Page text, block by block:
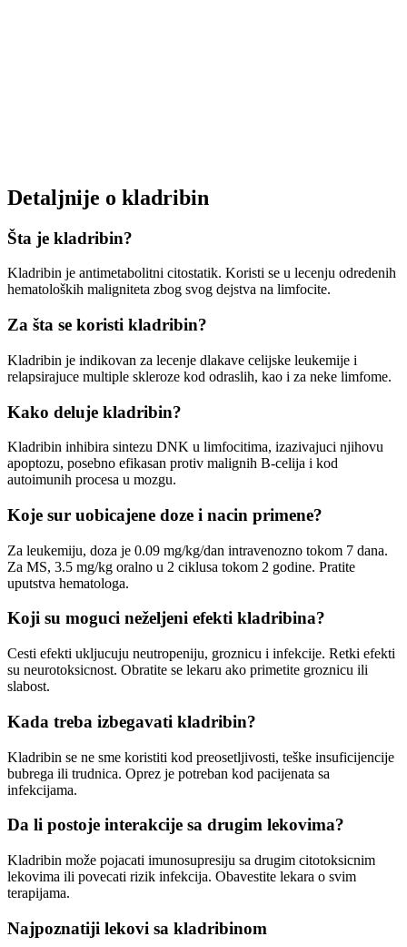
Detaljnije o kladribin
Šta je kladribin?
Kladribin je antimetabolitni citostatik. Koristi se u lecenju odredenih
hematoloških maligniteta zbog svog dejstva na limfocite.
Za šta se koristi kladribin?
Kladribin je indikovan za lecenje dlakave celijske leukemije i
relapsirajuce multiple skleroze kod odraslih, kao i za neke limfome.
Kako deluje kladribin?
Kladribin inhibira sintezu DNK u limfocitima, izazivajuci njihovu
apoptozu, posebno efikasan protiv malignih B-celija i kod
autoimunih procesa u mozgu.
Koje sur uobicajene doze i nacin primene?
Za leukemiju, doza je 0.09 mg/kg/dan intravenozno tokom 7 dana.
Za MS, 3.5 mg/kg oralno u 2 ciklusa tokom 2 godine. Pratite
uputstva hematologa.
Koji su moguci neželjeni efekti kladribina?
Cesti efekti ukljucuju neutropeniju, groznicu i infekcije. Retki efekti
su neurotoksicnost. Obratite se lekaru ako primetite groznicu ili
slabost.
Kada treba izbegavati kladribin?
Kladribin se ne sme koristiti kod preosetljivosti, teške insuficijencije
bubrega ili trudnica. Oprez je potreban kod pacijenata sa
infekcijama.
Da li postoje interakcije sa drugim lekovima?
Kladribin može pojacati imunosupresiju sa drugim citotoksicnim
lekovima ili povecati rizik infekcija. Obavestite lekara o svim
terapijama.
Najpoznatiji lekovi sa kladribinom